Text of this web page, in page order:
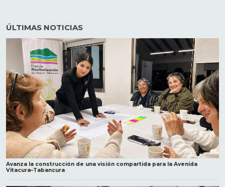
ÚLTIMAS NOTICIAS
Avanza la construcción de una visión compartida para la Avenida
Vitacura–Tabancura